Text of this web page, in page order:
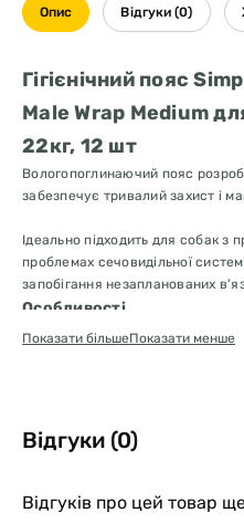
Опис Відгуки (0)
Гігієнічний пояс
Male Wrap Medium
22кг, 12 шт
Вологопоглинаючий пояс
забезпечує тривалий захист і
Ідеально підходить для собак з
проблемах сечовидільної
запобігання незапланованих
Особливості
супер абсорбуючі
Інструкція з використання:
Закріпіть регульовані застібки
Показати більшеПоказати менше
Відгуки (0)
Відгуків про цей товар